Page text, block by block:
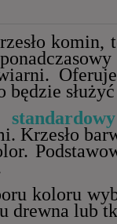
będzie
standardowy
Krzesło
koloru
drewna lub